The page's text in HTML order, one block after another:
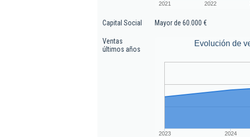
2021 2022
Capital Social Mayor de 60.000 €
Ventas
últimos años
Evolución de
2023 2024